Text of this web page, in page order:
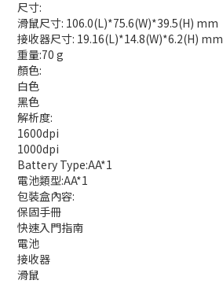
尺寸:
滑鼠尺寸: 106.0(L)*75.6(W)*39.5(H) mm
接收器尺寸: 19.16(L)*14.8(W)*6.2(H) mm
重量:70 g
顏色:
白色
黑色
解析度:
1600dpi
1000dpi
Battery Type:AA*1
電池類型:AA*1
包裝盒內容:
保固手冊
快速入門指南
電池
接收器
滑鼠